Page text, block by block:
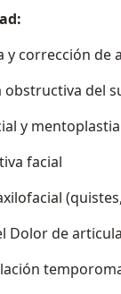
y corrección de
obstructiva del
y
facial
Dolor de